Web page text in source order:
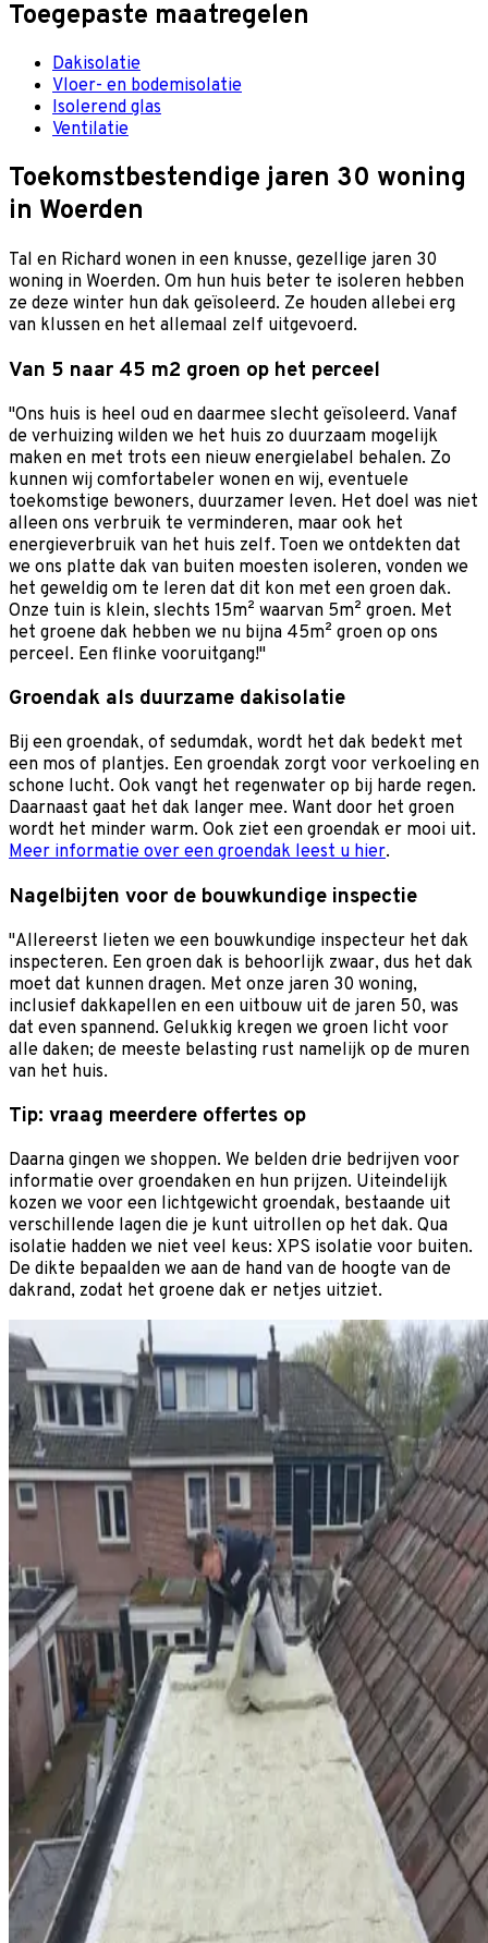
Toegepaste maatregelen
Dakisolatie
Vloer- en bodemisolatie
Isolerend glas
Ventilatie
Toekomstbestendige jaren 30 woning
in Woerden
Tal en Richard wonen in een knusse, gezellige jaren 30
woning in Woerden. Om hun huis beter te isoleren hebben
ze deze winter hun dak geïsoleerd. Ze houden allebei erg
van klussen en het allemaal zelf uitgevoerd.
Van 5 naar 45 m2 groen op het perceel
"Ons huis is heel oud en daarmee slecht geïsoleerd. Vanaf
de verhuizing wilden we het huis zo duurzaam mogelijk
maken en met trots een nieuw energielabel behalen. Zo
kunnen wij comfortabeler wonen en wij, eventuele
toekomstige bewoners, duurzamer leven. Het doel was niet
alleen ons verbruik te verminderen, maar ook het
energieverbruik van het huis zelf. Toen we ontdekten dat
we ons platte dak van buiten moesten isoleren, vonden we
het geweldig om te leren dat dit kon met een groen dak.
Onze tuin is klein, slechts 15m² waarvan 5m² groen. Met
het groene dak hebben we nu bijna 45m² groen op ons
perceel. Een flinke vooruitgang!"
Groendak als duurzame dakisolatie
Bij een groendak, of sedumdak, wordt het dak bedekt met
een mos of plantjes. Een groendak zorgt voor verkoeling en
schone lucht. Ook vangt het regenwater op bij harde regen.
Daarnaast gaat het dak langer mee. Want door het groen
wordt het minder warm. Ook ziet een groendak er mooi uit.
Meer informatie over een groendak leest u hier.
Nagelbijten voor de bouwkundige inspectie
"Allereerst lieten we een bouwkundige inspecteur het dak
inspecteren. Een groen dak is behoorlijk zwaar, dus het dak
moet dat kunnen dragen. Met onze jaren 30 woning,
inclusief dakkapellen en een uitbouw uit de jaren 50, was
dat even spannend. Gelukkig kregen we groen licht voor
alle daken; de meeste belasting rust namelijk op de muren
van het huis.
Tip: vraag meerdere offertes op
Daarna gingen we shoppen. We belden drie bedrijven voor
informatie over groendaken en hun prijzen. Uiteindelijk
kozen we voor een lichtgewicht groendak, bestaande uit
verschillende lagen die je kunt uitrollen op het dak. Qua
isolatie hadden we niet veel keus: XPS isolatie voor buiten.
De dikte bepaalden we aan de hand van de hoogte van de
dakrand, zodat het groene dak er netjes uitziet.